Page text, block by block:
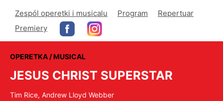
Zespól operetki i musicalu Program
Repertuar
Premiery
OPERETKA / MUSICAL
JESUS CHRIST SUPERSTAR
Tim Rice, Andrew Lloyd Webber